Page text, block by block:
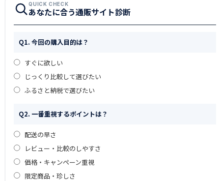
QUICK CHECK
あなたに合う通販サイト診断
Q1. 今回の購入目的は？
すぐに欲しい
じっくり比較して選びたい
ふるさと納税で選びたい
Q2. 一番重視するポイントは？
配送の早さ
レビュー・比較のしやすさ
価格・キャンペーン重視
限定商品・珍しさ